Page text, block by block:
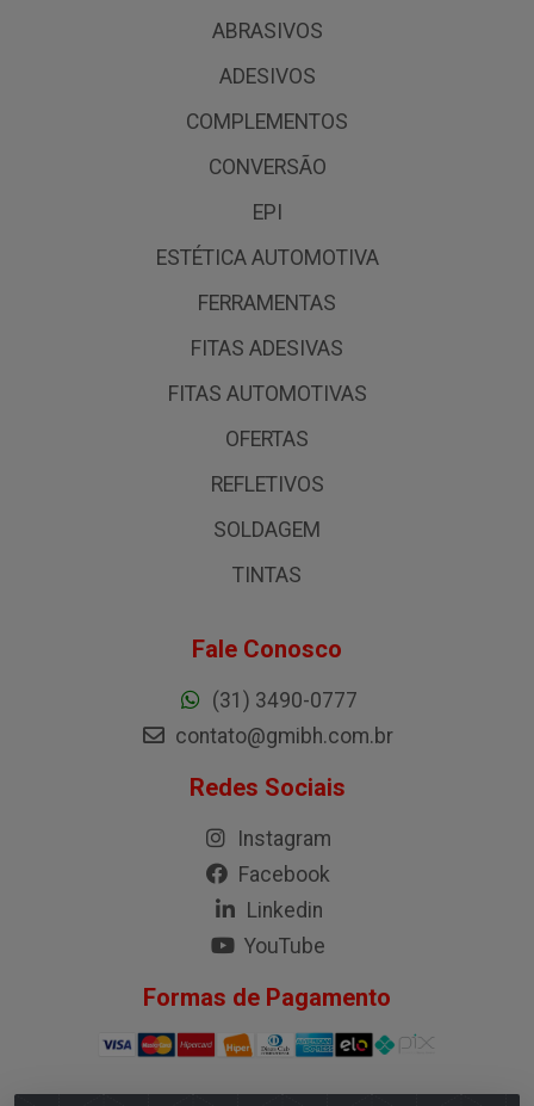
ABRASIVOS
ADESIVOS
COMPLEMENTOS
CONVERSÃO
EPI
ESTÉTICA AUTOMOTIVA
FERRAMENTAS
FITAS ADESIVAS
FITAS AUTOMOTIVAS
OFERTAS
REFLETIVOS
SOLDAGEM
TINTAS
Fale Conosco
(31) 3490-0777
contato@gmibh.com.br
Redes Sociais
Instagram
Facebook
Linkedin
YouTube
Formas de Pagamento